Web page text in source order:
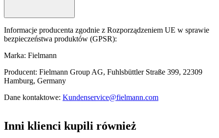
Informacje producenta zgodnie z Rozporządzeniem UE w sprawie
bezpieczeństwa produktów (GPSR):
Marka: Fielmann
Producent: Fielmann Group AG, Fuhlsbüttler Straße 399, 22309
Hamburg, Germany
Dane kontaktowe: Kundenservice@fielmann.com
Inni klienci kupili również